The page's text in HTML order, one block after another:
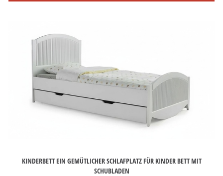
KINDERBETT EIN GEMÜTLICHER SCHLAFPLATZ FÜR KINDER BETT MIT
SCHUBLADEN